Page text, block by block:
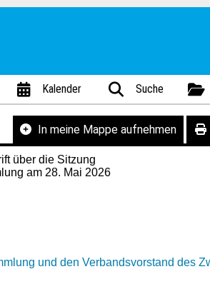
Kalender Suche
In meine Mappe aufnehmen
über die Sitzung
am 28. Mai 2026
und den Verbandsvorstand des